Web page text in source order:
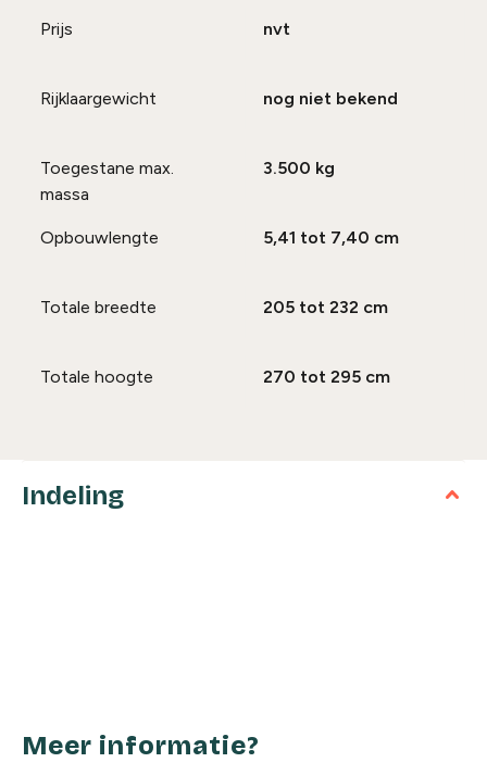
Prijs nvt
Rijklaargewicht nog niet bekend
Toegestane max.
massa
3.500 kg
Opbouwlengte 5,41 tot 7,40 cm
Totale breedte 205 tot 232 cm
Totale hoogte 270 tot 295 cm
Indeling
Meer informatie?